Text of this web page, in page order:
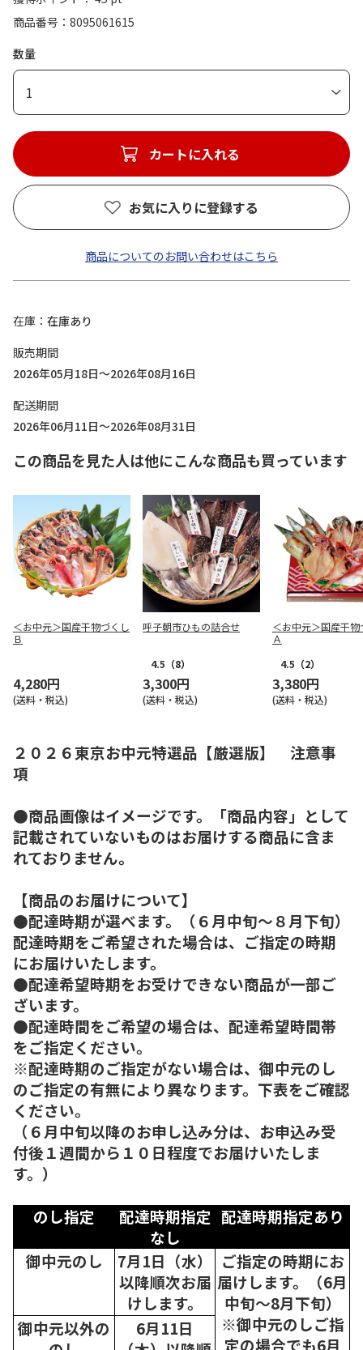
商品番号
8095061615
数量
1
カートに入れる
お気に入りに登録する
商品についてのお問い合わせはこちら
在庫
在庫あり
販売期間
2026年05月18日～2026年08月16日
配送期間
2026年06月11日～2026年08月31日
この商品を見た人は他にこんな商品も買っています
＜お中元＞国産干物づくし
Ｂ
4,280円
(送料・税込)
呼子朝市ひもの詰合せ
4.5 （8）
3,300円
(送料・税込)
＜お中元＞国産干物
Ａ
4.5 （2）
3,380円
(送料・税込)
２０２６東京お中元特選品【厳選版】 注意事
項
●商品画像はイメージです。「商品内容」として
記載されていないものはお届けする商品に含ま
れておりません。
【商品のお届けについて】
●配達時期が選べます。（６月中旬～８月下旬）
配達時期をご希望された場合は、ご指定の時期
にお届けいたします。
●配達希望時期をお受けできない商品が一部ご
ざいます。
●配達時間をご希望の場合は、配達希望時間帯
をご指定ください。
※配達時期のご指定がない場合は、御中元のし
のご指定の有無により異なります。下表をご確認
ください。
（６月中旬以降のお申し込み分は、お申込み受
付後１週間から１０日程度でお届けいたしま
す。）
のし指定
配達時期指定
なし
配達時期指定あり
御中元のし
7月1日（水）
以降順次お届
けします。
ご指定の時期にお
届けします。（6月
中旬～8月下旬）
※御中元のしご指
定の場合でも6月
御中元以外の
6月11日